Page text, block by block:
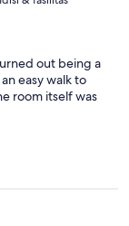
out being a
easy walk to
room itself was